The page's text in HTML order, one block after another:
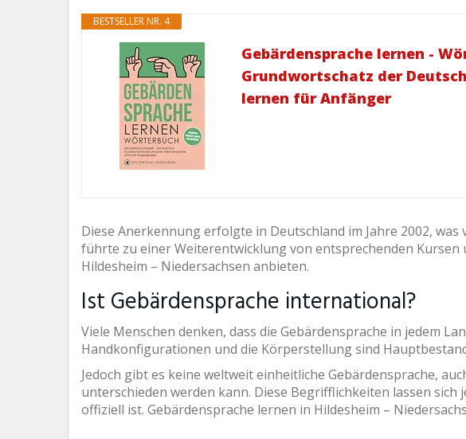
BESTSELLER NR. 4
Gebärdensprache lernen -
Grundwortschatz der
lernen für Anfänger
Diese Anerkennung erfolgte in Deutschland im Jahre 2002,
führte zu einer Weiterentwicklung von entsprechenden Kursen
Hildesheim – Niedersachsen anbieten.
Ist Gebärdensprache international?
Viele Menschen denken, dass die Gebärdensprache in jedem
Handkonfigurationen und die Körperstellung sind
Jedoch gibt es keine weltweit einheitliche Gebärdensprache,
unterschieden werden kann. Diese Begrifflichkeiten lassen
offiziell ist. Gebärdensprache lernen in Hildesheim –